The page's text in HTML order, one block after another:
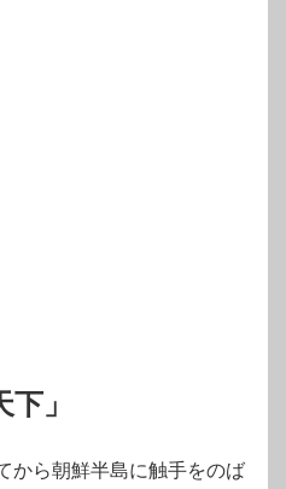
」
から朝鮮半島に触手をのば